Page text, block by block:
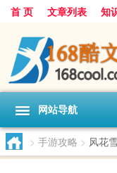
首 页 文章列表 知
网站导航
> 手游攻略 > 风花